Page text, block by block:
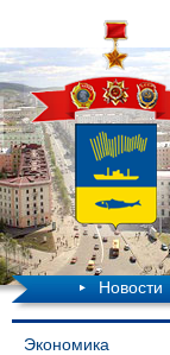
Новости
Экономика